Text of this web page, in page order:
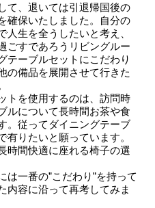
て、退いては引退帰国後の
確保いたしました。自分の
人生を全うしたいと考え、
ごすであろうリビングルー
テーブルセットにこだわり
の備品を展開させて行きた
トを使用するのは、訪問時
ルについて長時間お茶や食
。従ってダイニングテーブ
有りたいと願っています。
時間快適に座れる椅子の選
一番の”こだわり”を持って
内容に沿って再考してみま